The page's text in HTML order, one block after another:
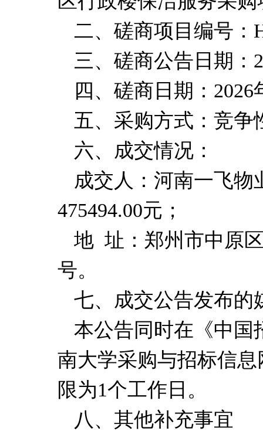
二、磋商项目编号：
三、磋商公告日期 ：
四、磋商日期 ： 2026
五、采购方式：竞争
六、成交情况：
成交人： 河南一飞物
475494.00元 ；
地 址：郑州市中原
号。
七、成交公告发布的
本公告同时在《中国
南大学采购与招标信
限为1个工作日。
八 、其他补充事宜